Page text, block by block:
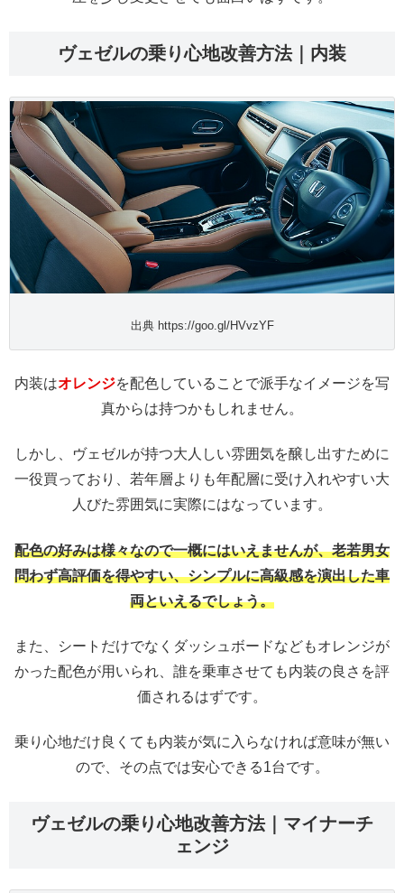
ヴェゼルの乗り心地改善方法｜内装
出典 https://goo.gl/HVvzYF
内装はオレンジを配色していることで派手なイメージを写
真からは持つかもしれません。
しかし、ヴェゼルが持つ大人しい雰囲気を醸し出すために
一役買っており、若年層よりも年配層に受け入れやすい大
人びた雰囲気に実際にはなっています。
配色の好みは様々なので一概にはいえませんが、老若男女
問わず高評価を得やすい、シンプルに高級感を演出した車
両といえるでしょう。
また、シートだけでなくダッシュボードなどもオレンジが
かった配色が用いられ、誰を乗車させても内装の良さを評
価されるはずです。
乗り心地だけ良くても内装が気に入らなければ意味が無い
ので、その点では安心できる1台です。
ヴェゼルの乗り心地改善方法｜マイナーチ
ェンジ